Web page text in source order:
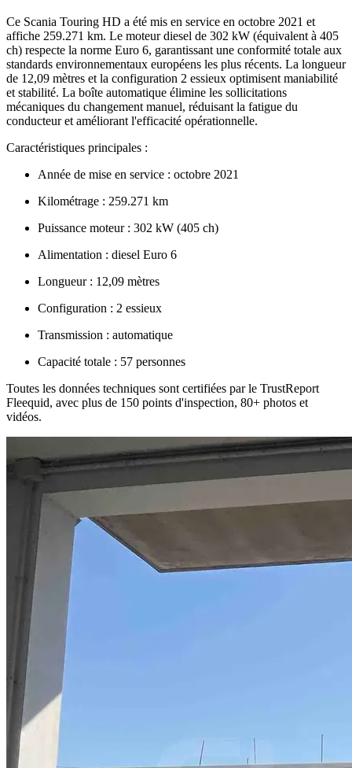
Ce Scania Touring HD a été mis en service en octobre 2021 et
affiche 259.271 km. Le moteur diesel de 302 kW (équivalent à 405
ch) respecte la norme Euro 6, garantissant une conformité totale aux
standards environnementaux européens les plus récents. La longueur
de 12,09 mètres et la configuration 2 essieux optimisent maniabilité
et stabilité. La boîte automatique élimine les sollicitations
mécaniques du changement manuel, réduisant la fatigue du
conducteur et améliorant l'efficacité opérationnelle.
Caractéristiques principales :
Année de mise en service : octobre 2021
Kilométrage : 259.271 km
Puissance moteur : 302 kW (405 ch)
Alimentation : diesel Euro 6
Longueur : 12,09 mètres
Configuration : 2 essieux
Transmission : automatique
Capacité totale : 57 personnes
Toutes les données techniques sont certifiées par le TrustReport
Fleequid, avec plus de 150 points d'inspection, 80+ photos et
vidéos.